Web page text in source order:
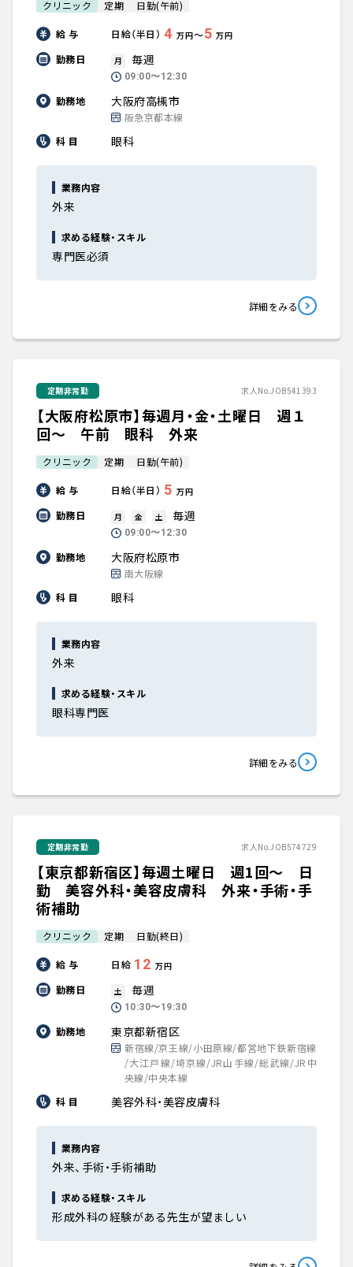
クリニック 定期 日勤(午前)
給 与 日給（半日） 4 万円〜5 万円
勤務日 月 毎週
09:00〜12:30
勤務地 大阪府高槻市
阪急京都本線
科 目
眼科
業務内容
外来
求める経験・スキル
専門医必須
詳細をみる
定期非常勤 求人No.JOB541393
【大阪府松原市】毎週月・金・土曜日 週１
回～ 午前 眼科 外来
クリニック 定期 日勤(午前)
給 与 日給（半日） 5 万円
勤務日 月 金 土 毎週
09:00〜12:30
勤務地 大阪府松原市
南大阪線
科 目
眼科
業務内容
外来
求める経験・スキル
眼科専門医
詳細をみる
定期非常勤 求人No.JOB574729
【東京都新宿区】毎週土曜日 週1回～ 日
勤 美容外科・美容皮膚科 外来・手術・手
術補助
クリニック 定期 日勤(終日)
給 与 日給 12 万円
勤務日 土 毎週
10:30〜19:30
勤務地 東京都新宿区
新宿線/京王線/小田原線/都営地下鉄新宿線
/大江戸線/埼京線/JR山手線/総武線/JR中
央線/中央本線
科 目
美容外科・美容皮膚科
業務内容
外来、手術・手術補助
求める経験・スキル
形成外科の経験がある先生が望ましい